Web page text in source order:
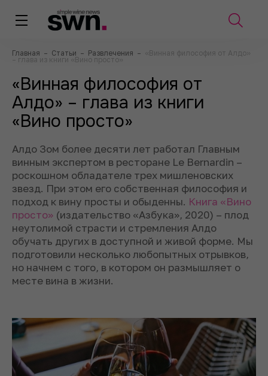
Главная – Статьи – Развлечения – «Винная философия от Алдо»
– глава из книги «Вино просто»
«Винная философия от
Алдо» – глава из книги
«Вино просто»
Алдо Зом более десяти лет работал Главным
винным экспертом в ресторане Le Bernardin –
роскошном обладателе трех мишленовских
звезд. При этом его собственная философия и
подход к вину просты и обыденны. Книга «Вино
просто» (издательство «Азбука», 2020) – плод
неутолимой страсти и стремления Алдо
обучать других в доступной и живой форме. Мы
подготовили несколько любопытных отрывков,
но начнем с того, в котором он размышляет о
месте вина в жизни.